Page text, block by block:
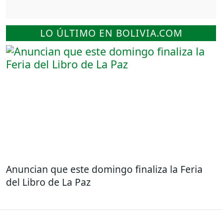
LO ÚLTIMO EN BOLIVIA.COM
Anuncian que este domingo finaliza la Feria
del Libro de La Paz